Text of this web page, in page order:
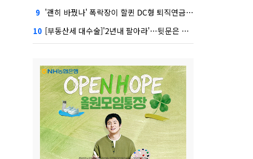
9 '괜히 바꿨나' 폭락장이 할퀸 DC형 퇴직연금…전문가 조언은
10 [부동산세 대수술]'2년내 팔아라'…뒷문은 열었다